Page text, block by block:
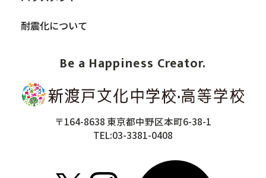
Be a Happiness Creator.
〒164-8638 東京都中野区本町6-38-1
TEL:03-3381-0408
耐震化について